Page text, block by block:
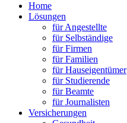
Home
Lösungen
für Angestellte
für Selbständige
für Firmen
für Familien
für Hauseigentümer
für Studierende
für Beamte
für Journalisten
Versicherungen